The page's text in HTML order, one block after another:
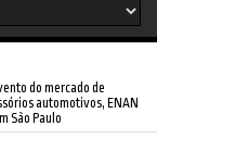
do mercado de
automotivos, ENAN
São Paulo